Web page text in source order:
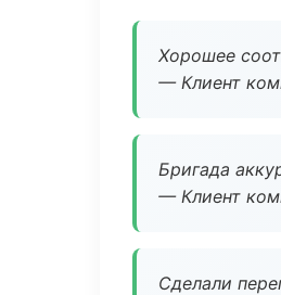
Хорошее
— Клиент
Бригада
— Клиент
Сделали